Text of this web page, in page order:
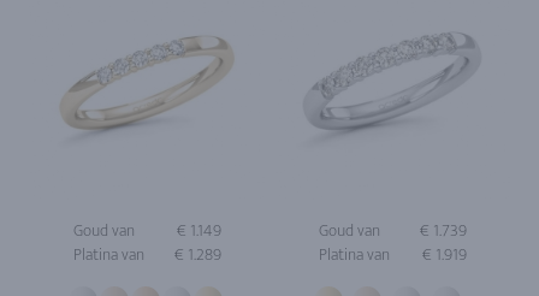
Goud van
€ 1.149
Platina van
€ 1.289
Goud van
€ 1.739
Platina van
€ 1.919